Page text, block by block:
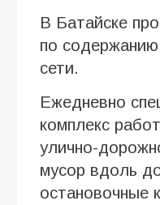
В Батайске
по
сети.
Ежедневно
комплекс
улично-
мусор вдоль
остановочные